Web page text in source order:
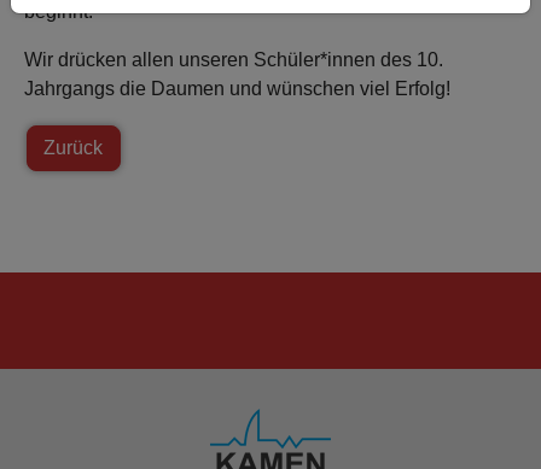
beginnt.
Wir drücken allen unseren Schüler*innen des 10.
Jahrgangs die Daumen und wünschen viel Erfolg!
Zurück